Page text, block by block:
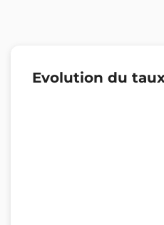
Evolution du